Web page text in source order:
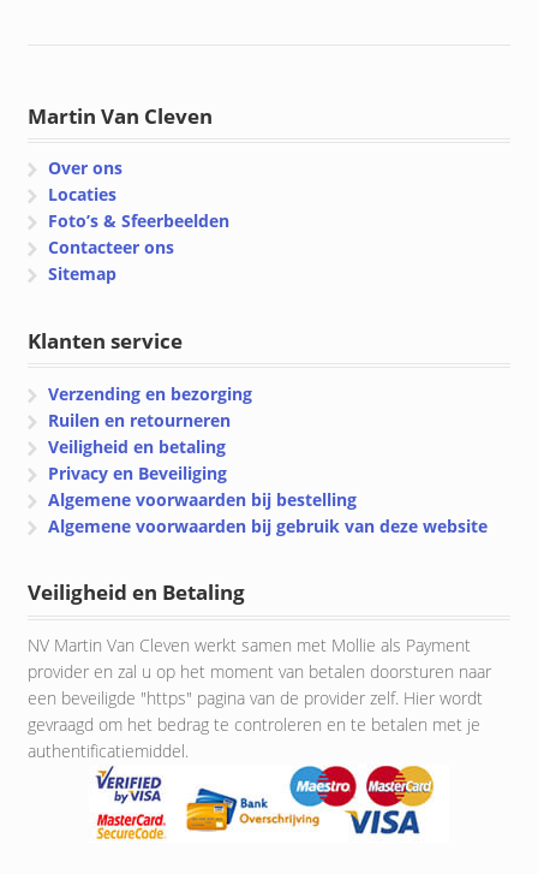
Martin Van Cleven
Over ons
Locaties
Foto’s & Sfeerbeelden
Contacteer ons
Sitemap
Klanten service
Verzending en bezorging
Ruilen en retourneren
Veiligheid en betaling
Privacy en Beveiliging
Algemene voorwaarden bij bestelling
Algemene voorwaarden bij gebruik van deze website
Veiligheid en Betaling
NV Martin Van Cleven werkt samen met Mollie als Payment
provider en zal u op het moment van betalen doorsturen naar
een beveiligde "https" pagina van de provider zelf. Hier wordt
gevraagd om het bedrag te controleren en te betalen met je
authentificatiemiddel.